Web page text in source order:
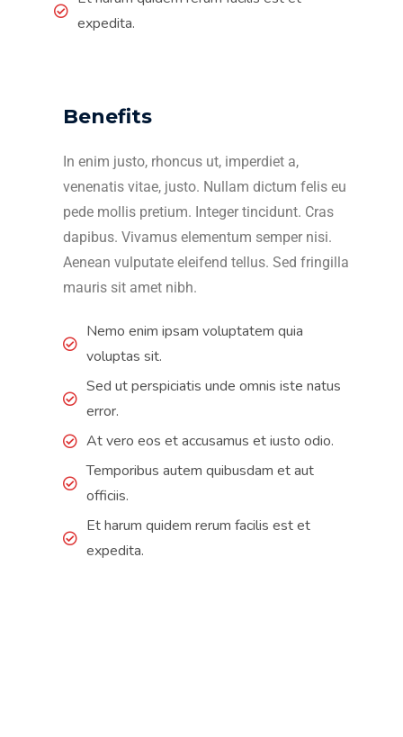
expedita.
Benefits
In enim justo, rhoncus ut, imperdiet a,
venenatis vitae, justo. Nullam dictum felis eu
pede mollis pretium. Integer tincidunt. Cras
dapibus. Vivamus elementum semper nisi.
Aenean vulputate eleifend tellus. Sed fringilla
mauris sit amet nibh.
Nemo enim ipsam voluptatem quia
voluptas sit.
Sed ut perspiciatis unde omnis iste natus
error.
At vero eos et accusamus et iusto odio.
Temporibus autem quibusdam et aut
officiis.
Et harum quidem rerum facilis est et
expedita.